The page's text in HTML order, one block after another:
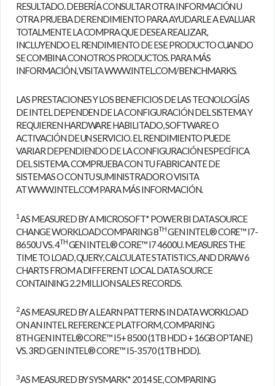
RESULTADO. DEBERÍA CONSULTAR OTRA INFORMACIÓN U
OTRA PRUEBA DE RENDIMIENTO PARA AYUDARLE A EVALUAR
TOTALMENTE LA COMPRA QUE DESEA REALIZAR,
INCLUYENDO EL RENDIMIENTO DE ESE PRODUCTO CUANDO
SE COMBINA CON OTROS PRODUCTOS. PARA MÁS
INFORMACIÓN, VISITAWWW.INTEL.COM/BENCHMARKS.
LAS PRESTACIONES Y LOS BENEFICIOS DE LAS TECNOLOGÍAS
DE INTEL DEPENDEN DE LA CONFIGURACIÓN DEL SISTEMA Y
REQUIEREN HARDWARE HABILITADO, SOFTWARE O
ACTIVACIÓN DE UN SERVICIO. EL RENDIMIENTO PUEDE
VARIAR DEPENDIENDO DE LA CONFIGURACIÓN ESPECÍFICA
DEL SISTEMA. COMPRUEBA CON TU FABRICANTE DE
SISTEMAS O CON TU SUMINISTRADOR O VISITA
ATWWW.INTEL.COMPARA MÁS INFORMACIÓN.
1 AS MEASURED BY A MICROSOFT* POWER BI DATA SOURCE
CHANGE WORKLOAD COMPARING 8THGEN INTEL® CORE™ I7-
8650U VS. 4THGEN INTEL® CORE™ I7 4600U. MEASURES THE
TIME TO LOAD, QUERY, CALCULATE STATISTICS, AND DRAW 6
CHARTS FROM A DIFFERENT LOCAL DATA SOURCE
CONTAINING 2.2 MILLION SALES RECORDS.
2AS MEASURED BY A LEARN PATTERNS IN DATA WORKLOAD
ON AN INTEL REFERENCE PLATFORM, COMPARING
8TH GEN INTEL® CORE™ I5+ 8500 (1TB HDD + 16GB OPTANE)
VS. 3RD GEN INTEL® CORE™ I5-3570 (1TB HDD).
3AS MEASURED BY SYSMARK* 2014 SE, COMPARING